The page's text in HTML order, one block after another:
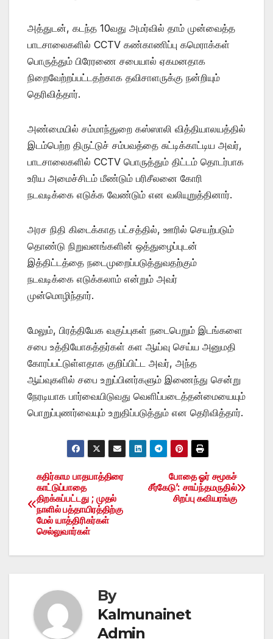
அத்துடன், கடந்த 10வது அமர்வில் தாம் முன்வைத்த
பாடசாலைகளில் CCTV கண்காணிப்பு கமெராக்கள்
பொருத்தும் பிரேரணை சபையால் ஏகமனதாக
நிறைவேற்றப்பட்டதற்காக தவிசாளருக்கு நன்றியும்
தெரிவித்தார்.
அண்மையில் சம்மாந்துறை கஸ்ஸாலி வித்தியாலயத்தில்
இடம்பெற்ற திருட்டுச் சம்பவத்தை சுட்டிக்காட்டிய அவர்,
பாடசாலைகளில் CCTV பொருத்தும் திட்டம் தொடர்பாக
உரிய அமைச்சிடம் மீண்டும் பரிசீலனை கோரி
நடவடிக்கை எடுக்க வேண்டும் என வலியுறுத்தினார்.
அரச நிதி கிடைக்காத பட்சத்தில், ஊரில் செயற்படும்
தொண்டு நிறுவனங்களின் ஒத்துழைப்புடன்
இத்திட்டத்தை நடைமுறைப்படுத்துவதற்கும்
நடவடிக்கை எடுக்கலாம் என்றும் அவர்
முன்மொழிந்தார்.
மேலும், பிரத்தியேக வகுப்புகள் நடைபெறும் இடங்களை
சபை உத்தியோகத்தர்கள் கள ஆய்வு செய்ய அனுமதி
கோரப்பட்டுள்ளதாக குறிப்பிட்ட அவர், அந்த
ஆய்வுகளில் சபை உறுப்பினர்களும் இணைந்து சென்று
நேரடியாக பார்வையிடுவது வெளிப்படைத்தன்மையையும்
பொறுப்புணர்வையும் உறுதிப்படுத்தும் என தெரிவித்தார்.
Post
navigation
போதை ஓர் சமூகச்
சீர்கேடு’: சாய்ந்தமருதில்
சிறப்பு கவியரங்கு
கதிர்காம பாதயாத்திரை
காட்டுப்பாதை
திறக்கப்பட்டது ; முதல்
நாளில் பத்தாயிரத்திற்கு
மேல் யாத்திரிகர்கள்
செல்லுவார்கள்
By
Kalmunainet
Admin